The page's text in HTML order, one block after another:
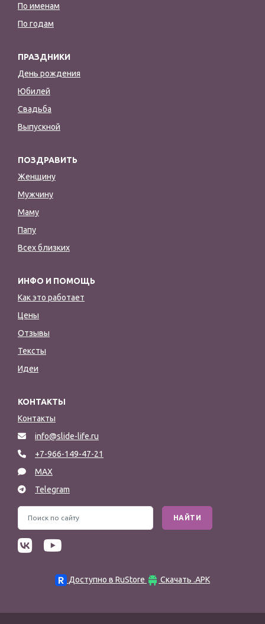
По именам
По годам
ПРАЗДНИКИ
День рождения
Юбилей
Свадьба
Выпускной
ПОЗДРАВИТЬ
Женщину
Мужчину
Маму
Папу
Всех близких
ИНФО И ПОМОЩЬ
Как это работает
Цены
Отзывы
Тексты
Идеи
КОНТАКТЫ
Контакты
info@slide-life.ru
+7-966-149-47-21
MAX
Telegram
НАЙТИ
Доступно в RuStore Скачать .APK